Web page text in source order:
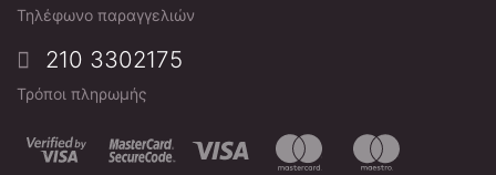
Τηλέφωνο παραγγελιών
210 3302175
Τρόποι πληρωμής